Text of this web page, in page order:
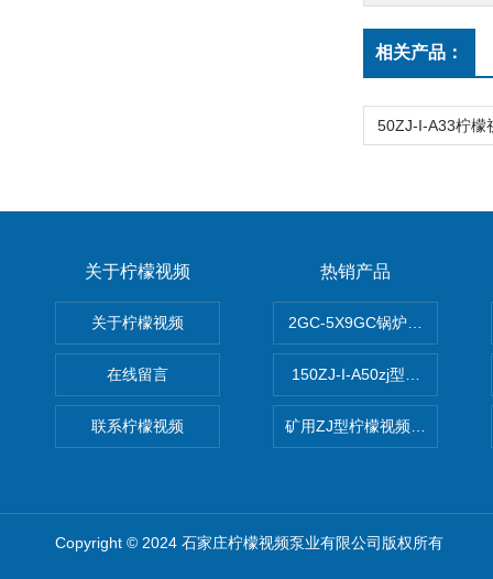
相关产品：
关于柠檬视频
关于柠檬视频
在线留言
联系柠檬视频
热销产品
2GC-5X9GC锅炉给水泵 给水
150ZJ-I-A50zj型柠檬视频
矿用ZJ型柠檬视频app污版下
Copyright © 2024 石家庄柠檬视频泵业有限公司版权所有